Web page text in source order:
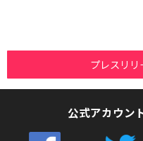
プレスリリ
公式アカウン